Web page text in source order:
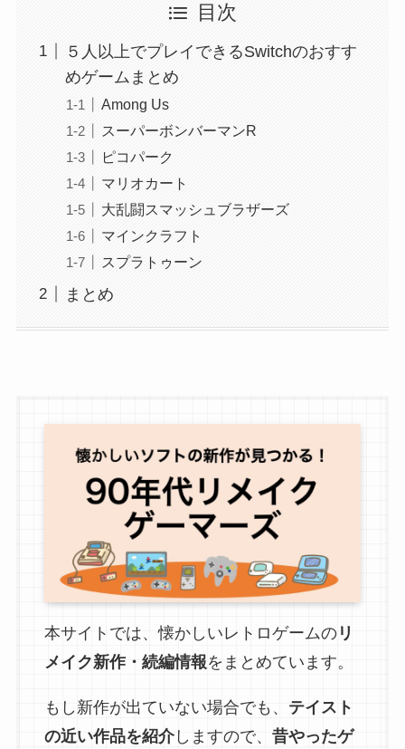
目次
５人以上でプレイできるSwitchのおすす
めゲームまとめ
Among Us
スーパーボンバーマンR
ピコパーク
マリオカート
大乱闘スマッシュブラザーズ
マインクラフト
スプラトゥーン
まとめ
本サイトでは、懐かしいレトロゲームのリ
メイク新作・続編情報をまとめています。
もし新作が出ていない場合でも、 テイスト
の近い作品を紹介しますので、 昔やったゲ